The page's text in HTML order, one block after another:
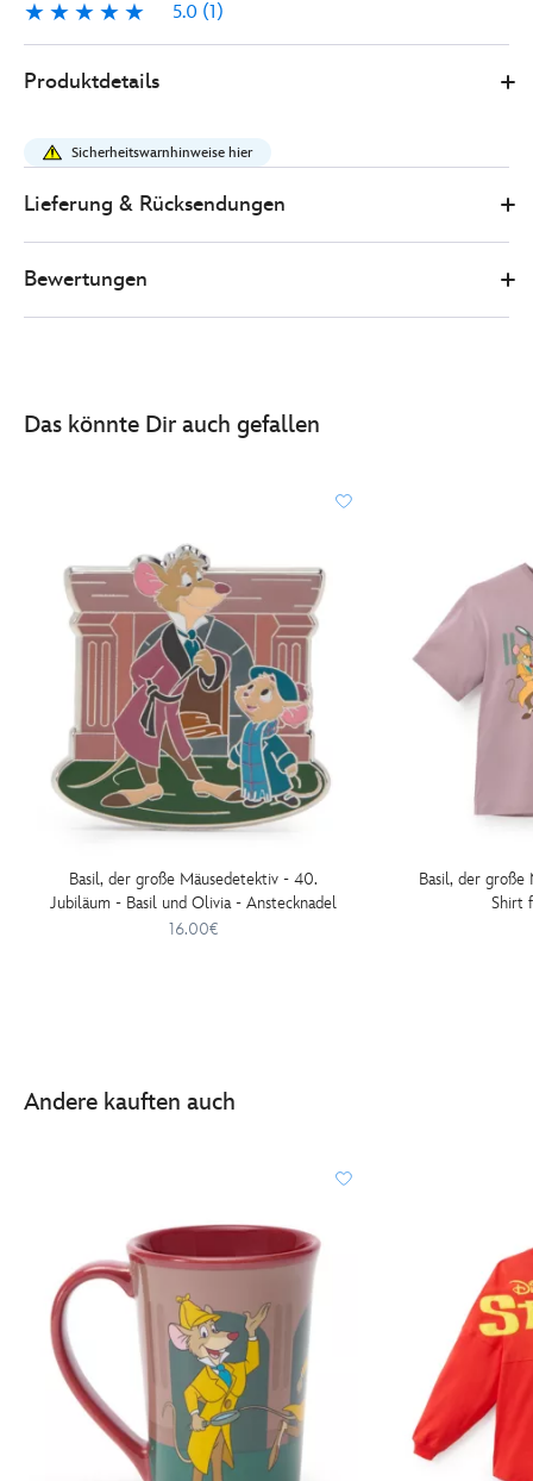
5.0 (1)
5.0
1
Store
18.00
gro%C3%9Fe-
maeusedetektiv-
jubilaeum-
limitierter-
Produktdetails
Sicherheitswarnhinweise hier
Lieferung & Rücksendungen
Bewertungen
Das könnte Dir auch gefallen
Basil, der große Mäusedetektiv - 40.
Jubiläum - Basil und Olivia - Anstecknadel
16.00€
Basil, der große
Shirt
Andere kauften auch